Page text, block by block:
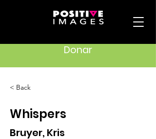
Donar
< Back
Whispers
Bruyer, Kris